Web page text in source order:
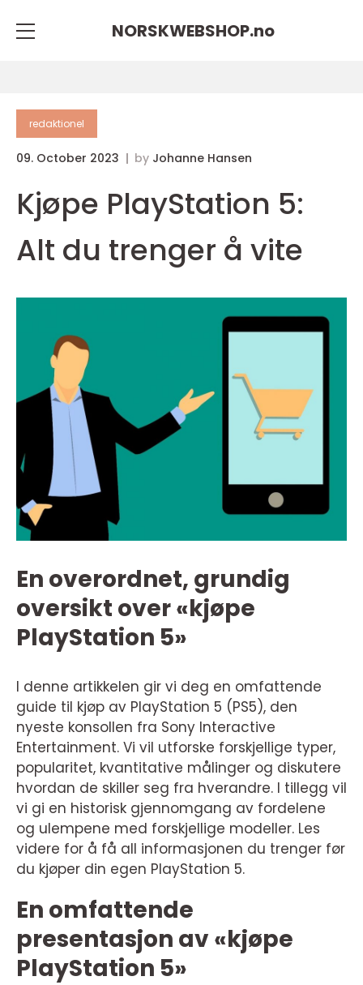
NORSKWEBSHOP.no
redaktionel
09. October 2023 by Johanne Hansen
Kjøpe PlayStation 5:
Alt du trenger å vite
En overordnet, grundig
oversikt over «kjøpe
PlayStation 5»
I denne artikkelen gir vi deg en omfattende
guide til kjøp av PlayStation 5 (PS5), den
nyeste konsollen fra Sony Interactive
Entertainment. Vi vil utforske forskjellige typer,
popularitet, kvantitative målinger og diskutere
hvordan de skiller seg fra hverandre. I tillegg vil
vi gi en historisk gjennomgang av fordelene
og ulempene med forskjellige modeller. Les
videre for å få all informasjonen du trenger før
du kjøper din egen PlayStation 5.
En omfattende
presentasjon av «kjøpe
PlayStation 5»